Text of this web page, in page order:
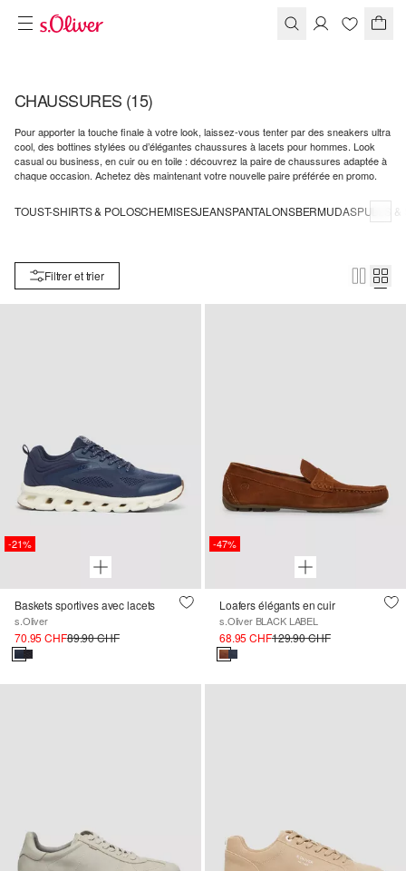
CHAUSSURES (15)
Pour apporter la touche finale à votre look, laissez-vous tenter par des sneakers ultra
cool, des bottines stylées ou d’élégantes chaussures à lacets pour hommes. Look
casual ou business, en cuir ou en toile : découvrez la paire de chaussures adaptée à
chaque occasion. Achetez dès maintenant votre nouvelle paire préférée en promo.
TOUST-SHIRTS & POLOSCHEMISESJEANSPANTALONSBERMUDASPULLS &
Filtrer et trier
-21%
Baskets sportives avec lacets
s.Oliver
70.95 CHF89.90 CHF
-47%
Loafers élégants en cuir
s.Oliver BLACK LABEL
68.95 CHF129.90 CHF